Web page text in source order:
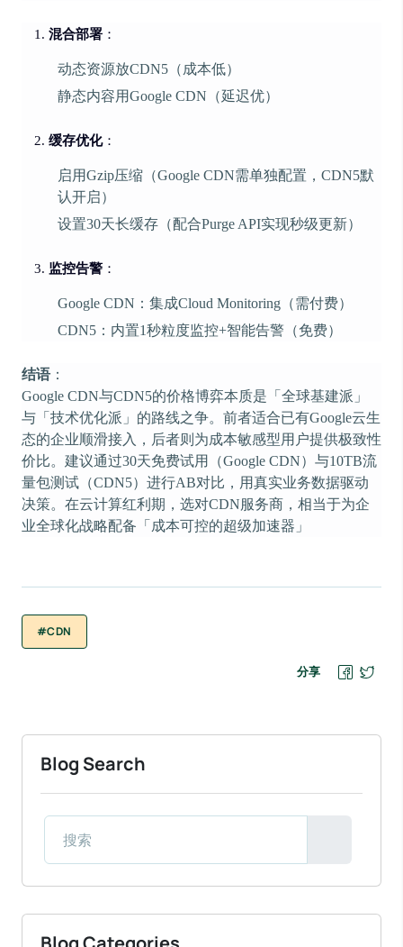
混合部署 ：
动态资源放CDN5（成本低）
静态内容用Google CDN（延迟优）
缓存优化：
启用Gzip压缩（Google CDN需单独配置，CDN5默
认开启）
设置30天长缓存（配合Purge API实现秒级更新）
监控告警 ：
Google CDN：集成Cloud Monitoring（需付费）
CDN5：内置1秒粒度监控+智能告警（免费）
结语 ：
Google CDN与CDN5的价格博弈本质是「全球基建派」
与「技术优化派」的路线之争。前者适合已有Google云生
态的企业顺滑接入，后者则为成本敏感型用户提供极致性
价比。建议通过30天免费试用（Google CDN）与10TB流
量包测试（CDN5）进行AB对比，用真实业务数据驱动
决策。在云计算红利期，选对CDN服务商，相当于为企
业全球化战略配备「成本可控的超级加速器」
#CDN
分享
Blog Search